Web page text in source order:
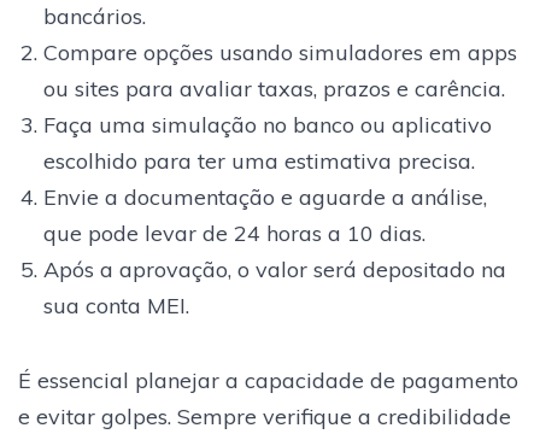
bancários.
Compare opções usando simuladores em apps
ou sites para avaliar taxas, prazos e carência.
Faça uma simulação no banco ou aplicativo
escolhido para ter uma estimativa precisa.
Envie a documentação e aguarde a análise,
que pode levar de 24 horas a 10 dias.
Após a aprovação, o valor será depositado na
sua conta MEI.
É essencial planejar a capacidade de pagamento
e evitar golpes. Sempre verifique a credibilidade